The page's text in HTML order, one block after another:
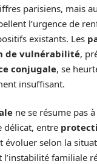
parisiens, mais
l’urgence de
existants. Les
de vulnérabilité,
conjugale, se
insuffisant.
ne se résume pas
délicat, entre
selon la
l’instabilité familiale